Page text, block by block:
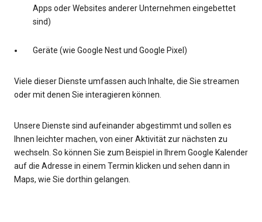
Apps oder Websites anderer Unternehmen eingebettet
sind)
Geräte (wie Google Nest und Google Pixel)
Viele dieser Dienste umfassen auch Inhalte, die Sie streamen
oder mit denen Sie interagieren können.
Unsere Dienste sind aufeinander abgestimmt und sollen es
Ihnen leichter machen, von einer Aktivität zur nächsten zu
wechseln. So können Sie zum Beispiel in Ihrem Google Kalender
auf die Adresse in einem Termin klicken und sehen dann in
Maps, wie Sie dorthin gelangen.